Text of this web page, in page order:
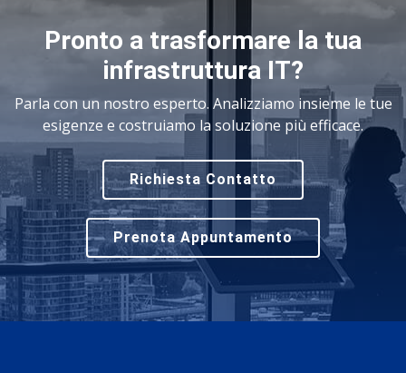
Pronto a trasformare la tua
infrastruttura IT?
Parla con un nostro esperto. Analizziamo insieme le tue
esigenze e costruiamo la soluzione più efficace.
Richiesta Contatto
Prenota Appuntamento